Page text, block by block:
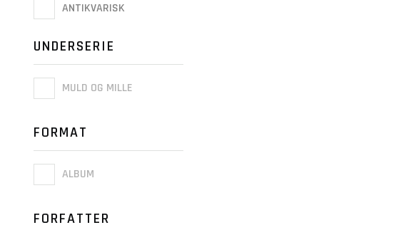
ANTIKVARISK
UNDERSERIE
MULD OG MILLE
FORMAT
ALBUM
FORFATTER